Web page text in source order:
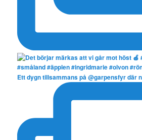
Ett dygn tillsammans på @garpensfyr där